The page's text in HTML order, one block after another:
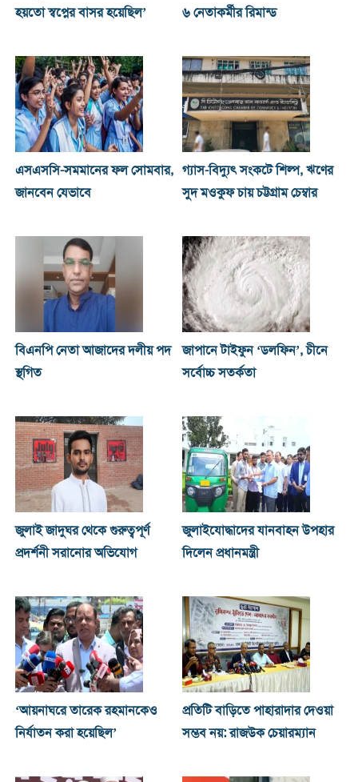
হয়তো স্বপ্নের বাসর হয়েছিল’
৬ নেতাকর্মীর রিমান্ড
এসএসসি-সমমানের ফল সোমবার,
জানবেন যেভাবে
গ্যাস-বিদ্যুৎ সংকটে শিল্প, ঋণের
সুদ মওকুফ চায় চট্টগ্রাম চেম্বার
বিএনপি নেতা আজাদের দলীয় পদ
স্থগিত
জাপানে টাইফুন ‘ডলফিন’, চীনে
সর্বোচ্চ সতর্কতা
জুলাই জাদুঘর থেকে গুরুত্বপূর্ণ
প্রদর্শনী সরানোর অভিযোগ
জুলাইযোদ্ধাদের যানবাহন উপহার
দিলেন প্রধানমন্ত্রী
‘আয়নাঘরে তারেক রহমানকেও
নির্যাতন করা হয়েছিল’
প্রতিটি বাড়িতে পাহারাদার দেওয়া
সম্ভব নয়: রাজউক চেয়ারম্যান